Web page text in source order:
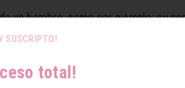
un hombre, como por ejemplo: su
las mujeres son sus atributos
SUSCRIPTO!
total!